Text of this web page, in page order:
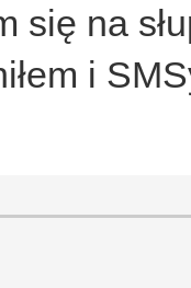
się na
i